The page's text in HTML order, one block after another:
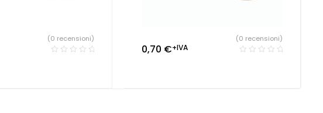
(0 recensioni)
0,70 €+IVA
(0 recensioni)